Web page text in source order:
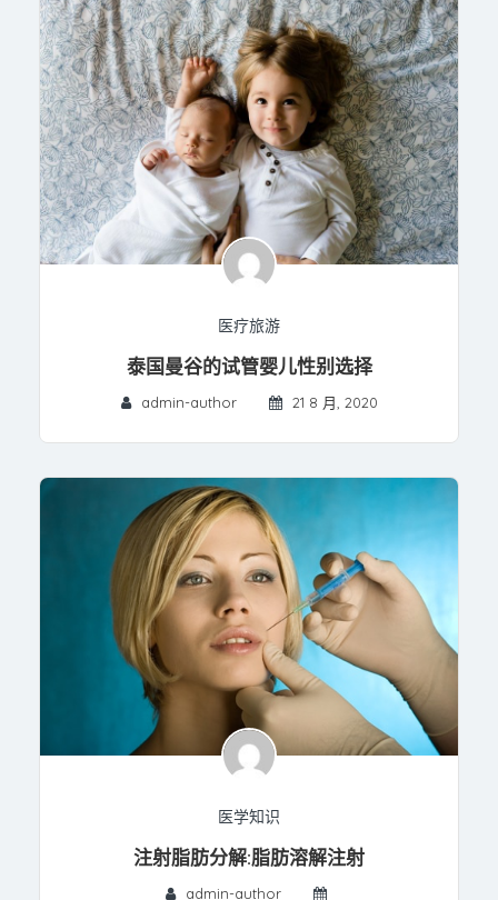
医疗旅游
泰国曼谷的试管婴儿性别选择
admin-author 21 8 月, 2020
医学知识
注射脂肪分解:脂肪溶解注射
admin-author